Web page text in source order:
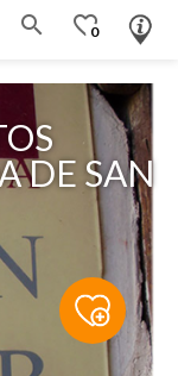
search favorite_border
0
DE SAN